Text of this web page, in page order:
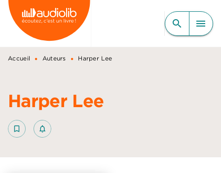
MENU RECHERCHE
CONTENU
PIED DE PAGE
search menu
Accueil • Auteurs • Harper Lee
Harper Lee
bookmark_border notifications_none_outlined